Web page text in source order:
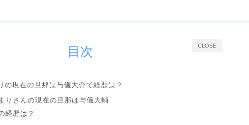
CLOSE
目次
の現在の旦那は与儀大介で経歴は？
りさんの現在の旦那は与儀大輔
経歴は？